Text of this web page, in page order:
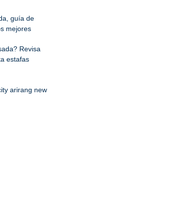
guía de
mejores
Revisa
estafas
arirang new